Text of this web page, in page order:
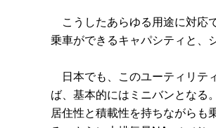
こうしたあらゆる用途に対応
乗車ができるキャパシティと、
日本でも、このユーティリテ
ば、基本的にはミニバンとなる
居住性と積載性を持ちながらも